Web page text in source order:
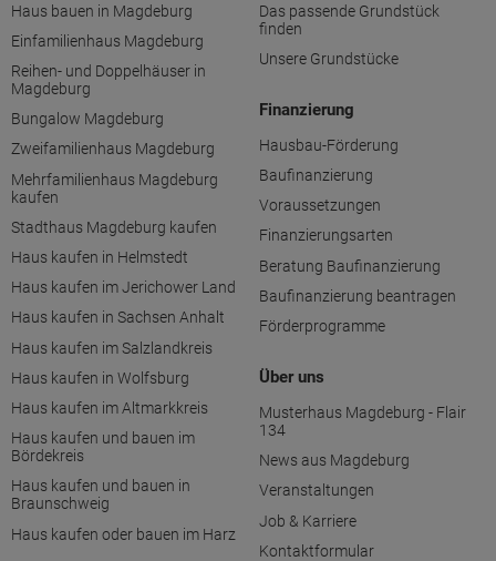
Haus bauen in Magdeburg
Einfamilienhaus Magdeburg
Reihen- und Doppelhäuser in
Magdeburg
Bungalow Magdeburg
Zweifamilienhaus Magdeburg
Mehrfamilienhaus Magdeburg
kaufen
Stadthaus Magdeburg kaufen
Haus kaufen in Helmstedt
Haus kaufen im Jerichower Land
Haus kaufen in Sachsen Anhalt
Haus kaufen im Salzlandkreis
Haus kaufen in Wolfsburg
Haus kaufen im Altmarkkreis
Haus kaufen und bauen im
Bördekreis
Haus kaufen und bauen in
Braunschweig
Haus kaufen oder bauen im Harz
Das passende Grundstück
finden
Unsere Grundstücke
Finanzierung
Hausbau-Förderung
Baufinanzierung
Voraussetzungen
Finanzierungsarten
Beratung Baufinanzierung
Baufinanzierung beantragen
Förderprogramme
Über uns
Musterhaus Magdeburg - Flair
134
News aus Magdeburg
Veranstaltungen
Job & Karriere
Kontaktformular